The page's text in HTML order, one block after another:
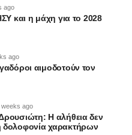
ago
και η μάχη για το 2028
ago
αιμοδοτούν τον
weeks ago
Η αλήθεια δεν
δολοφονία χαρακτήρων